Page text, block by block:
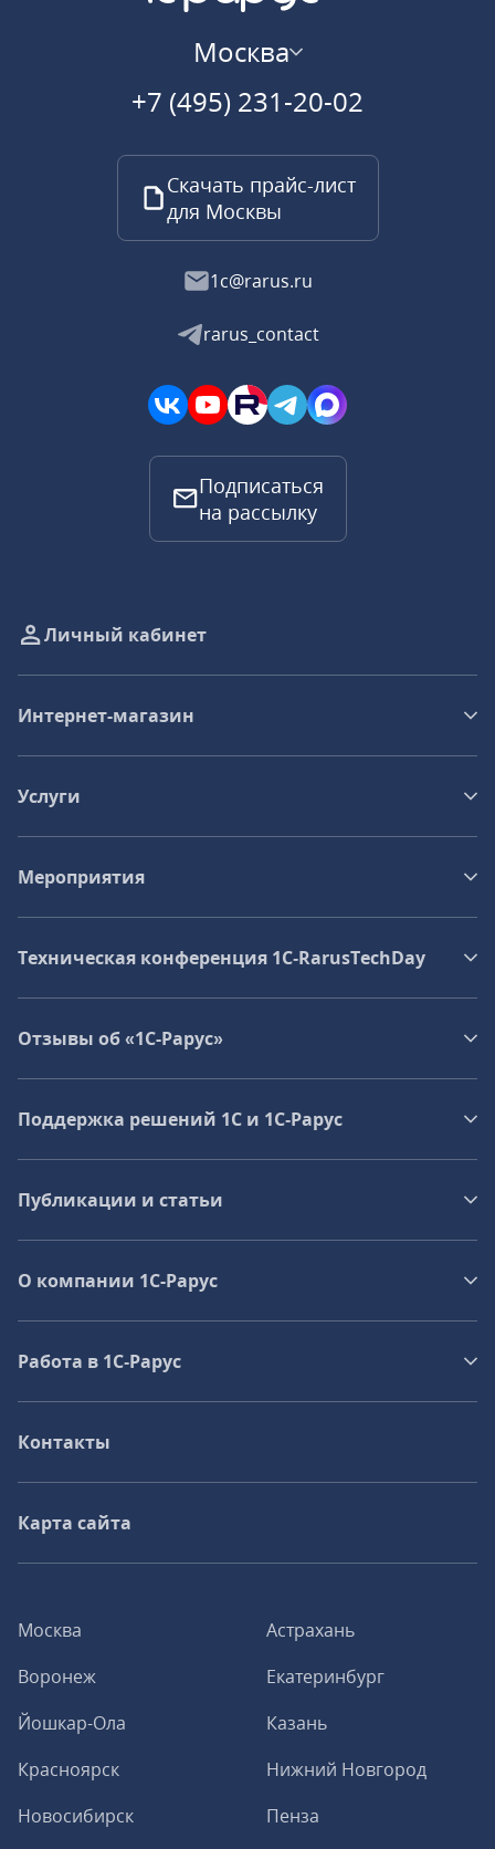
Москва
+7 (495) 231-20-02
Скачать прайс-лист
для Москвы
1c@rarus.ru
rarus_contact
Подписаться
на рассылку
Москва
Астрахань
Воронеж
Екатеринбург
Йошкар-Ола
Казань
Красноярск
Нижний Новгород
Новосибирск
Пенза
Личный кабинет
Интернет-магазин
Услуги
Мероприятия
Техническая конференция 1C‑RarusTechDay
Отзывы об «1С-Рарус»
Поддержка решений 1С и 1С‑Рарус
Публикации и статьи
О компании 1C-Рарус
Работа в 1С‑Рарус
Контакты
Карта сайта